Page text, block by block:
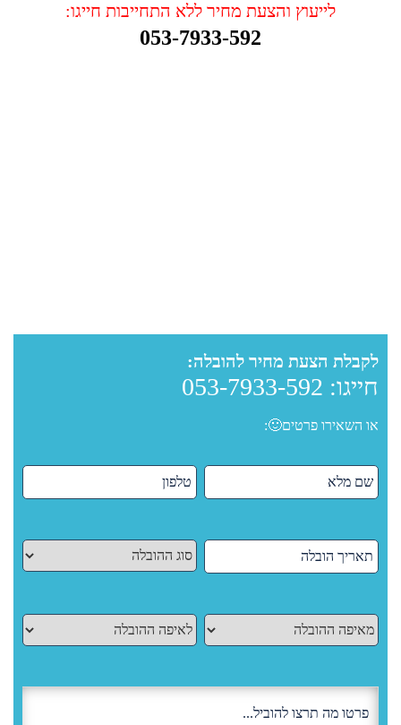
לייעוץ והצעת מחיר ללא התחייבות חייגו:
053-7933-592
לקבלת הצעת מחיר להובלה:
חייגו: 053-7933-592
או השאירו פרטים🙂: